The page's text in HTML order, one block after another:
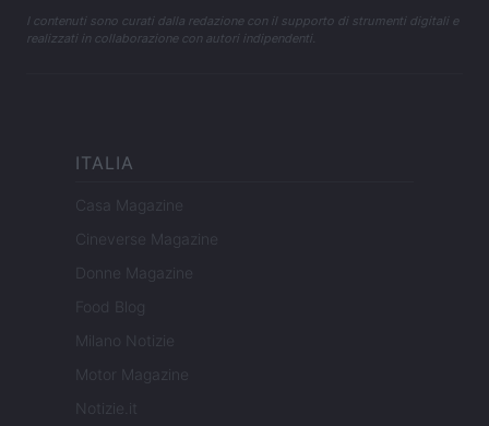
I contenuti sono curati dalla redazione con il supporto di strumenti digitali e
realizzati in collaborazione con autori indipendenti.
ITALIA
Casa Magazine
Cineverse Magazine
Donne Magazine
Food Blog
Milano Notizie
Motor Magazine
Notizie.it